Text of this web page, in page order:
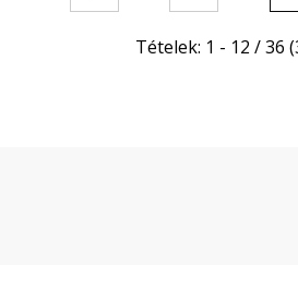
Tételek: 1 - 12 / 36